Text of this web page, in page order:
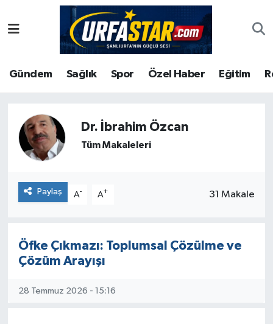
Gündem Sağlık Spor Özel Haber Eğitim
Dr. İbrahim Özcan
Tüm Makaleleri
Paylaş A- A+ 31 Makale
Öfke Çıkmazı: Toplumsal Çözülme ve
Çözüm Arayışı
28 Temmuz 2026 - 15:16
ASAYİS
ÇEVRE
Eğitim
Gündem
Magazin
Şanlıurfa Nöbetçi Eczaneler
Şanlıurfa Hava Durumu
Şanlıurfa Trafik Yoğunluk Haritası
Tüm Manşetler
Haber Arşivi